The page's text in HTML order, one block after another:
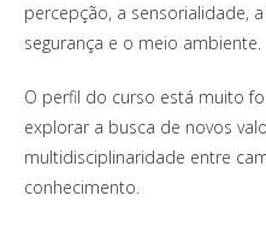
percepção, a sensorialidade,
segurança e o meio ambiente.
O perfil do curso está muito
explorar a busca de novos
multidisciplinaridade entre
conhecimento.